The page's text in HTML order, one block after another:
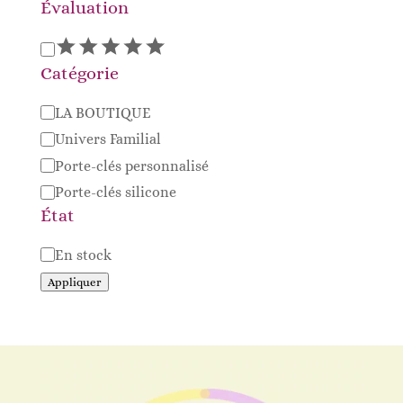
Évaluation
Évaluation
Catégorie
Catégorie
LA BOUTIQUE
Univers Familial
Porte-clés personnalisé
Porte-clés silicone
État
Disponibilité
En stock
Appliquer